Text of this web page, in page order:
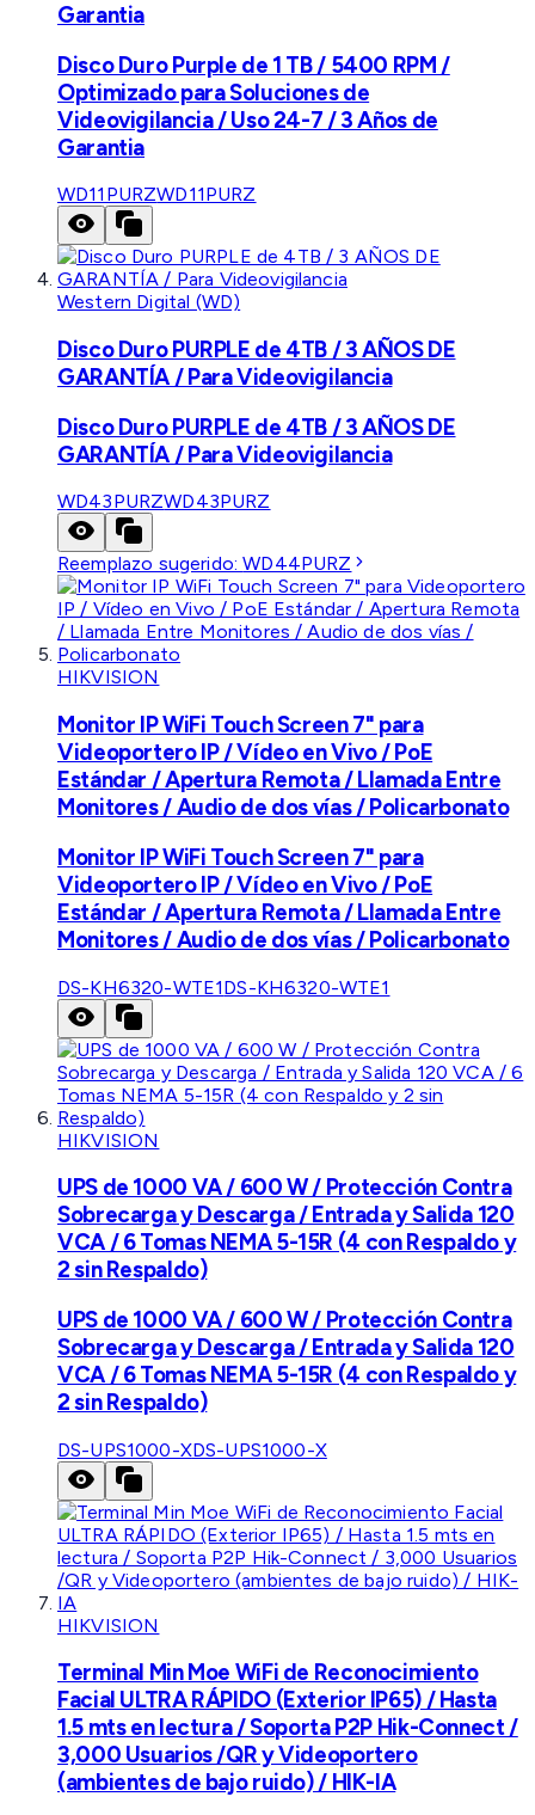
Garantia
Disco Duro Purple de 1 TB / 5400 RPM /
Optimizado para Soluciones de
Videovigilancia / Uso 24-7 / 3 Años de
Garantia
WD11PURZWD11PURZ
Western Digital (WD)
Disco Duro PURPLE de 4TB / 3 AÑOS DE
GARANTÍA / Para Videovigilancia
Disco Duro PURPLE de 4TB / 3 AÑOS DE
GARANTÍA / Para Videovigilancia
WD43PURZWD43PURZ
Reemplazo sugerido:WD44PURZ
HIKVISION
Monitor IP WiFi Touch Screen 7" para
Videoportero IP / Vídeo en Vivo / PoE
Estándar / Apertura Remota / Llamada Entre
Monitores / Audio de dos vías / Policarbonato
Monitor IP WiFi Touch Screen 7" para
Videoportero IP / Vídeo en Vivo / PoE
Estándar / Apertura Remota / Llamada Entre
Monitores / Audio de dos vías / Policarbonato
DS-KH6320-WTE1DS-KH6320-WTE1
HIKVISION
UPS de 1000 VA / 600 W / Protección Contra
Sobrecarga y Descarga / Entrada y Salida 120
VCA / 6 Tomas NEMA 5-15R (4 con Respaldo y
2 sin Respaldo)
UPS de 1000 VA / 600 W / Protección Contra
Sobrecarga y Descarga / Entrada y Salida 120
VCA / 6 Tomas NEMA 5-15R (4 con Respaldo y
2 sin Respaldo)
DS-UPS1000-XDS-UPS1000-X
HIKVISION
Terminal Min Moe WiFi de Reconocimiento
Facial ULTRA RÁPIDO (Exterior IP65) / Hasta
1.5 mts en lectura / Soporta P2P Hik-Connect /
3,000 Usuarios /QR y Videoportero
(ambientes de bajo ruido) / HIK-IA